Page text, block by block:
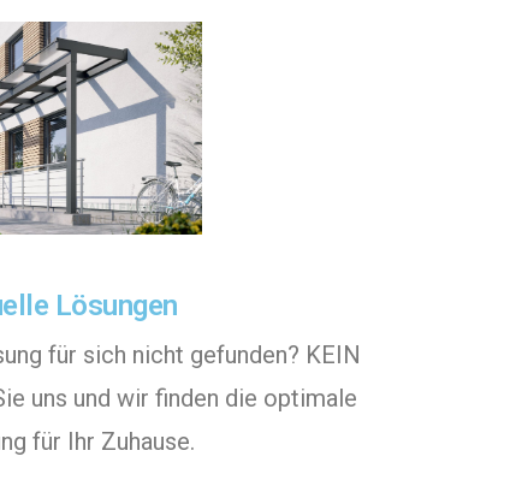
Lösungen
für sich nicht gefunden? KEIN
uns und wir finden die optimale
für Ihr Zuhause.